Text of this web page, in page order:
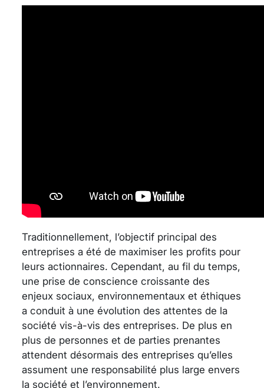
Traditionnellement, l’objectif principal des
entreprises a été de maximiser les profits pour
leurs actionnaires. Cependant, au fil du temps,
une prise de conscience croissante des
enjeux sociaux, environnementaux et éthiques
a conduit à une évolution des attentes de la
société vis-à-vis des entreprises. De plus en
plus de personnes et de parties prenantes
attendent désormais des entreprises qu’elles
assument une responsabilité plus large envers
la société et l’environnement.